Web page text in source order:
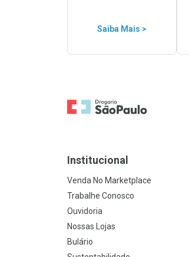
Saiba Mais >
Ir para a Home
Institucional
Venda No Marketplace
Trabalhe Conosco
Ouvidoria
Nossas Lojas
Bulário